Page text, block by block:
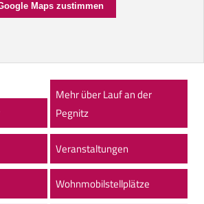
Maps zustimmen
Mehr über Lauf an der
Pegnitz
Veranstaltungen
Wohnmobilstellplätze